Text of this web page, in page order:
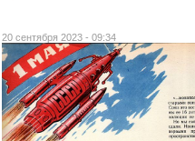
20 сентября 2023 - 09:34